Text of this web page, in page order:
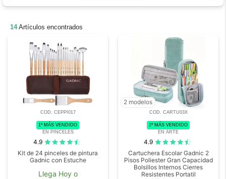
14Artículos encontrados
COD. CEPPI017
1º MÁS VENDIDO
EN PINCELES
4.9
Kit de 24 pinceles de pintura
Gadnic con Estuche
Llega Hoy o
2 modelos
COD. CARTU03X
1º MÁS VENDIDO
EN ARTE
4.9
Cartuchera Escolar Gadnic 2
Pisos Poliester Gran Capacidad
Bolsillos Internos Cierres
Resistentes Portatil